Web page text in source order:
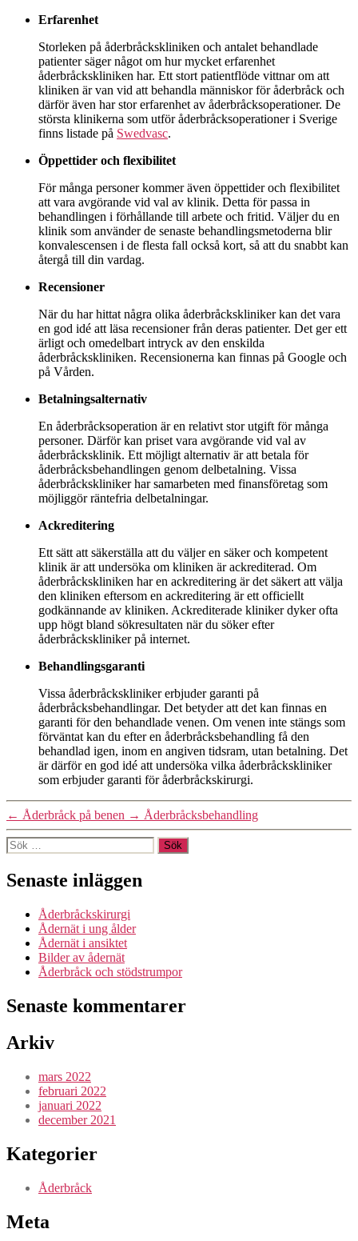
Erfarenhet
Storleken på åderbråckskliniken och antalet behandlade
patienter säger något om hur mycket erfarenhet
åderbråckskliniken har. Ett stort patientflöde vittnar om att
kliniken är van vid att behandla människor för åderbråck och
därför även har stor erfarenhet av åderbråcksoperationer. De
största klinikerna som utför åderbråcksoperationer i Sverige
finns listade på Swedvasc.
Öppettider och flexibilitet
För många personer kommer även öppettider och flexibilitet
att vara avgörande vid val av klinik. Detta för passa in
behandlingen i förhållande till arbete och fritid. Väljer du en
klinik som använder de senaste behandlingsmetoderna blir
konvalescensen i de flesta fall också kort, så att du snabbt kan
återgå till din vardag.
Recensioner
När du har hittat några olika åderbråckskliniker kan det vara
en god idé att läsa recensioner från deras patienter. Det ger ett
ärligt och omedelbart intryck av den enskilda
åderbråckskliniken. Recensionerna kan finnas på Google och
på Vården.
Betalningsalternativ
En åderbråcksoperation är en relativt stor utgift för många
personer. Därför kan priset vara avgörande vid val av
åderbråcksklinik. Ett möjligt alternativ är att betala för
åderbråcksbehandlingen genom delbetalning. Vissa
åderbråckskliniker har samarbeten med finansföretag som
möjliggör räntefria delbetalningar.
Ackreditering
Ett sätt att säkerställa att du väljer en säker och kompetent
klinik är att undersöka om kliniken är ackrediterad. Om
åderbråckskliniken har en ackreditering är det säkert att välja
den kliniken eftersom en ackreditering är ett officiellt
godkännande av kliniken. Ackrediterade kliniker dyker ofta
upp högt bland sökresultaten när du söker efter
åderbråckskliniker på internet.
Behandlingsgaranti
Vissa åderbråckskliniker erbjuder garanti på
åderbråcksbehandlingar. Det betyder att det kan finnas en
garanti för den behandlade venen. Om venen inte stängs som
förväntat kan du efter en åderbråcksbehandling få den
behandlad igen, inom en angiven tidsram, utan betalning. Det
är därför en god idé att undersöka vilka åderbråckskliniker
som erbjuder garanti för åderbråckskirurgi.
← Åderbråck på benen → Åderbråcksbehandling
Sök
efter:
Senaste inläggen
Åderbråckskirurgi
Ådernät i ung ålder
Ådernät i ansiktet
Bilder av ådernät
Åderbråck och stödstrumpor
Senaste kommentarer
Arkiv
mars 2022
februari 2022
januari 2022
december 2021
Kategorier
Åderbråck
Meta